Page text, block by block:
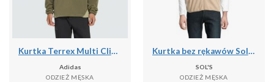
Kurtka Terrex Multi Climawarm Fleece
Adidas
ODZIEŻ MĘSKA
Kurtka bez rękawów Sol's Factor Bw
SOL'S
ODZIEŻ MĘSKA